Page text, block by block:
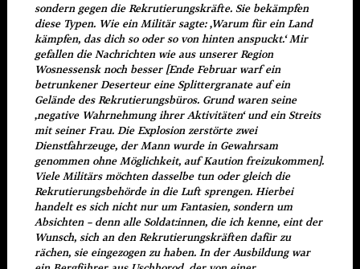
sondern gegen die Rekrutierungskräfte. Sie bekämpfen
diese Typen. Wie ein Militär sagte: ‚Warum für ein Land
kämpfen, das dich so oder so von hinten anspuckt.‘ Mir
gefallen die Nachrichten wie aus unserer Region
Wosnessensk noch besser [Ende Februar warf ein
betrunkener Deserteur eine Splittergranate auf ein
Gelände des Rekrutierungsbüros. Grund waren seine
‚negative Wahrnehmung ihrer Aktivitäten‘ und ein Streits
mit seiner Frau. Die Explosion zerstörte zwei
Dienstfahrzeuge, der Mann wurde in Gewahrsam
genommen ohne Möglichkeit, auf Kaution freizukommen].
Viele Militärs möchten dasselbe tun oder gleich die
Rekrutierungsbehörde in die Luft sprengen. Hierbei
handelt es sich nicht nur um Fantasien, sondern um
Absichten – denn alle Soldat:innen, die ich kenne, eint der
Wunsch, sich an den Rekrutierungskräften dafür zu
rächen, sie eingezogen zu haben. In der Ausbildung war